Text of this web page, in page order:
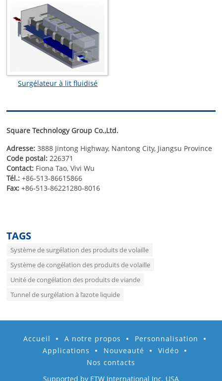
Surgélateur à lit fluidisé
Square Technology Group Co.,Ltd.
Adresse:3888 Jintong Highway, Nantong City, Jiangsu Province
Code postal: 226371
Contact: Fiona Tao, Vivi Wu
Tél.: +86-513-86615866
Fax:+86-513-86221280-8016
TAGS
Système de surgélation des produits de volaille
Système de congélation des produits de volaille
Unité de congélation des produits de viande
Tunnel de surgélation à l’azote liquide
Accueil A notre propos
Personnalisation
Applications
Nouveauté
Vidéo
Nos contacts
Supported by ETW International Inc. USA